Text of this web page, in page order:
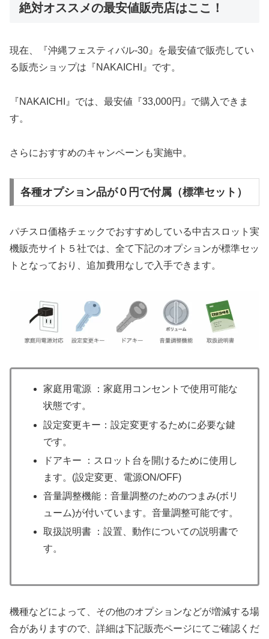
絶対オススメの最安値販売店はここ！
現在、『沖縄フェスティバル-30』を最安値で販売してい
る販売ショップは『NAKAICHI』です。
『NAKAICHI』では、最安値『33,000円』で購入できま
す。
さらにおすすめのキャンペーンも実施中。
各種オプション品が０円で付属（標準セット）
パチスロ価格チェックでおすすめしている中古スロット実
機販売サイト５社では、全て下記のオプションが標準セッ
トとなっており、追加費用なしで入手できます。
家庭用電源 ：家庭用コンセントで使用可能な
状態です。
設定変更キー：設定変更するために必要な鍵
です。
ドアキー ：スロット台を開けるために使用し
ます。(設定変更、電源ON/OFF)
音量調整機能：音量調整のためのつまみ(ボリ
ューム)が付いています。音量調整可能です。
取扱説明書 ：設置、動作についての説明書で
す。
機種などによって、その他のオプションなどが増減する場
合がありますので、詳細は下記販売ページにてご確認くだ